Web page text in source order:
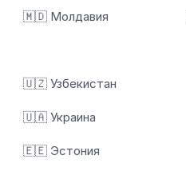
🇲🇩 Молдавия
🇺🇿 Узбекистан
🇺🇦 Украина
🇪🇪 Эстония